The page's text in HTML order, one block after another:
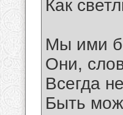
Как
Мы ими
Они,
Всегда
Быть